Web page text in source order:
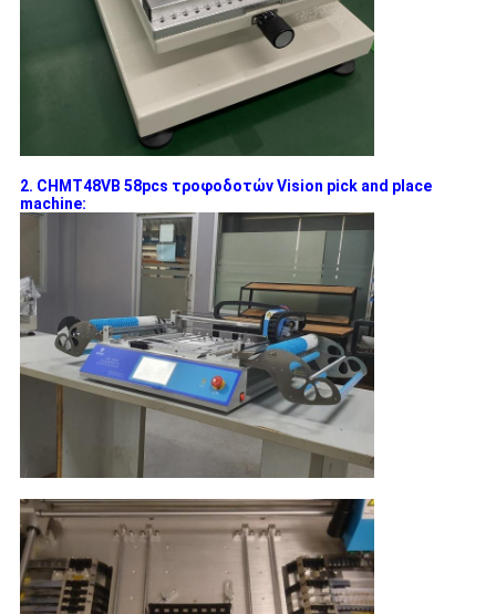
2. CHMT48VB 58pcs τροφοδοτών Vision pick and place
machine: